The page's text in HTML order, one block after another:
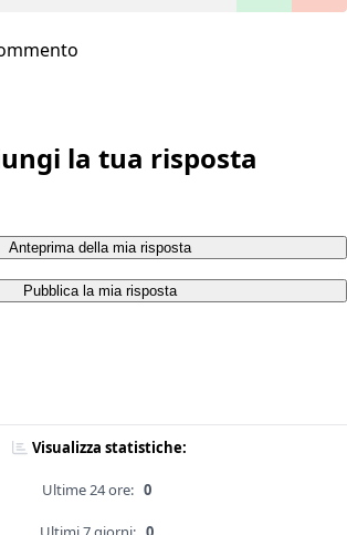
la tua risposta
Anteprima della mia risposta
Pubblica la mia risposta
Visualizza statistiche:
Ultime 24 ore: 0